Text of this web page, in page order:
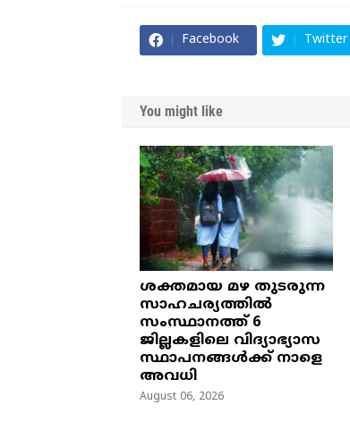
Facebook Twitter
You might like
ശക്തമായ മഴ തുടരുന്ന
സാഹചര്യത്തിൽ
സംസ്ഥാനത്ത് 6
ജില്ലകളിലെ വിദ്യാഭ്യാസ
സ്ഥാപനങ്ങൾക്ക് നാളെ
അവധി
August 06, 2026